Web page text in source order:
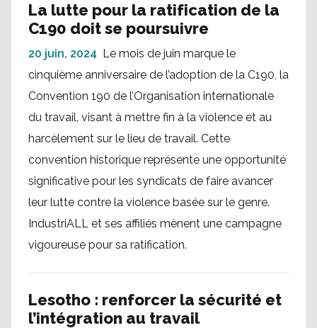
La lutte pour la ratification de la
C190 doit se poursuivre
20 juin, 2024 Le mois de juin marque le
cinquième anniversaire de l’adoption de la C190, la
Convention 190 de l’Organisation internationale
du travail, visant à mettre fin à la violence et au
harcèlement sur le lieu de travail. Cette
convention historique représente une opportunité
significative pour les syndicats de faire avancer
leur lutte contre la violence basée sur le genre.
IndustriALL et ses affiliés mènent une campagne
vigoureuse pour sa ratification.
Lesotho : renforcer la sécurité et
l’intégration au travail